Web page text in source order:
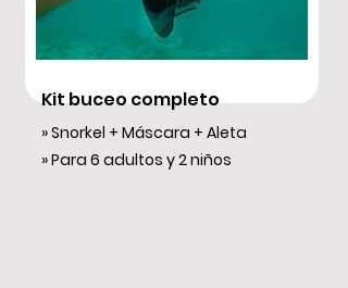
Kit buceo completo
» Snorkel + Máscara + Aleta
» Para 6 adultos y 2 niños